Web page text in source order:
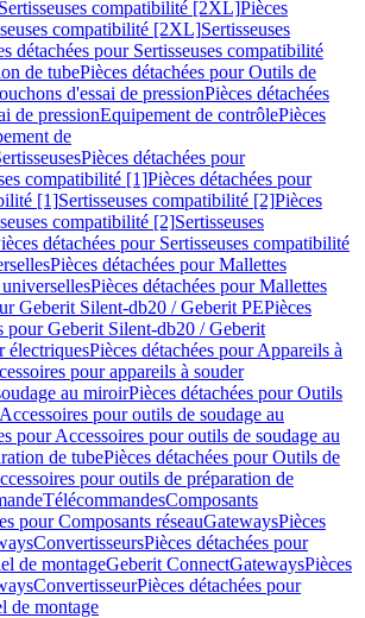
Sertisseuses compatibilité [2XL]Pièces
compatibilité [2XL]Sertisseuses
détachées pour Sertisseuses compatibilité
de tubePièces détachées pour Outils de
d'essai de pressionPièces détachées
de pressionEquipement de contrôlePièces
de
Pièces détachées pour
compatibilité [1]Pièces détachées pour
[1]Sertisseuses compatibilité [2]Pièces
compatibilité [2]Sertisseuses
détachées pour Sertisseuses compatibilité
Pièces détachées pour Mallettes
Pièces détachées pour Mallettes
Geberit Silent-db20 / Geberit PEPièces
pour Geberit Silent-db20 / Geberit
électriquesPièces détachées pour Appareils à
pour appareils à souder
au miroirPièces détachées pour Outils
Accessoires pour outils de soudage au
pour Accessoires pour outils de soudage au
de tubePièces détachées pour Outils de
pour outils de préparation de
TélécommandesComposants
pour Composants réseauGatewaysPièces
ConvertisseursPièces détachées pour
de montageGeberit ConnectGatewaysPièces
ConvertisseurPièces détachées pour
de montage